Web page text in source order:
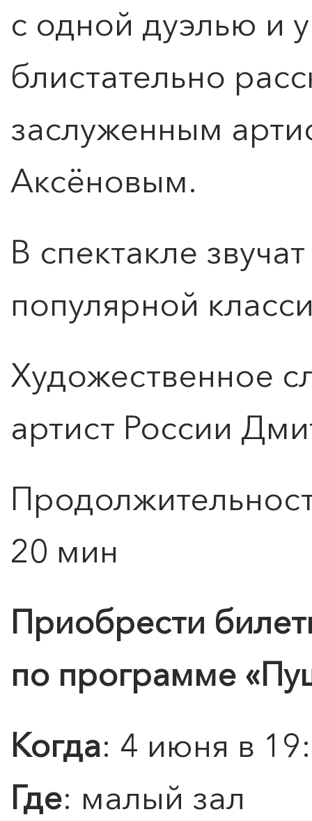
ПОИСК ПО МЕРОПРИЯТИЯМ
с одной дуэлью и
блистательно
заслуженным
Аксёновым.
В спектакле
популярной
Художественное
артист России
20 мин
Приобрести
по программе
Когда: 4 июня в
Где: малый зал
ЧТО ЗНАЕТ О ЛЮБВИ
ЛЮБОВЬ… Концерт Анны
Подробнее